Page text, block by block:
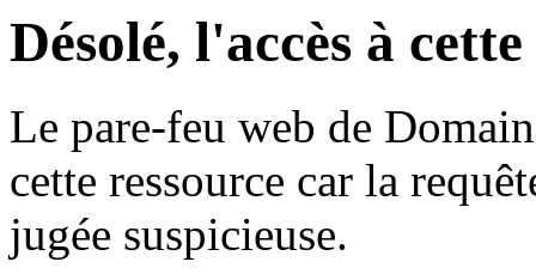
Désolé, l'accès à
Le pare-feu web de
cette ressource car la
jugée suspicieuse.